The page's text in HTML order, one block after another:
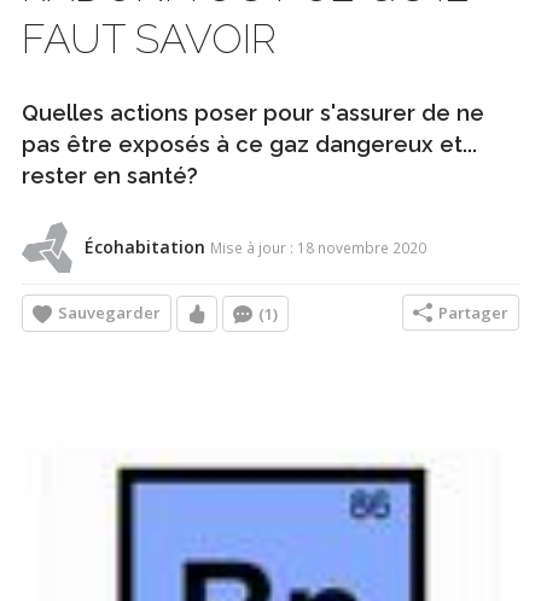
FAUT SAVOIR
Quelles actions poser pour s'assurer de ne
pas être exposés à ce gaz dangereux et...
rester en santé?
Écohabitation Mise à jour : 18 novembre 2020
Sauvegarder (1) Partager